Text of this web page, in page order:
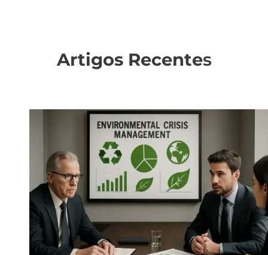
Artigos Recentes